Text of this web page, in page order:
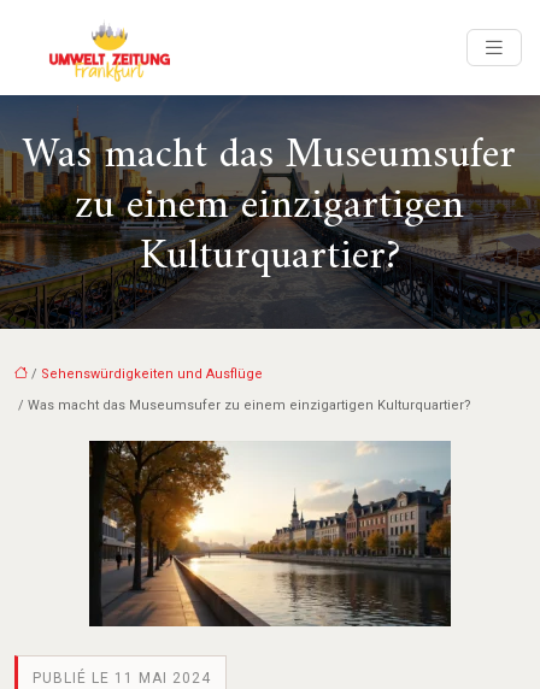
Was macht das Museumsufer
zu einem einzigartigen
Kulturquartier?
/ Sehenswürdigkeiten und Ausflüge
/ Was macht das Museumsufer zu einem einzigartigen Kulturquartier?
PUBLIÉ LE 11 MAI 2024